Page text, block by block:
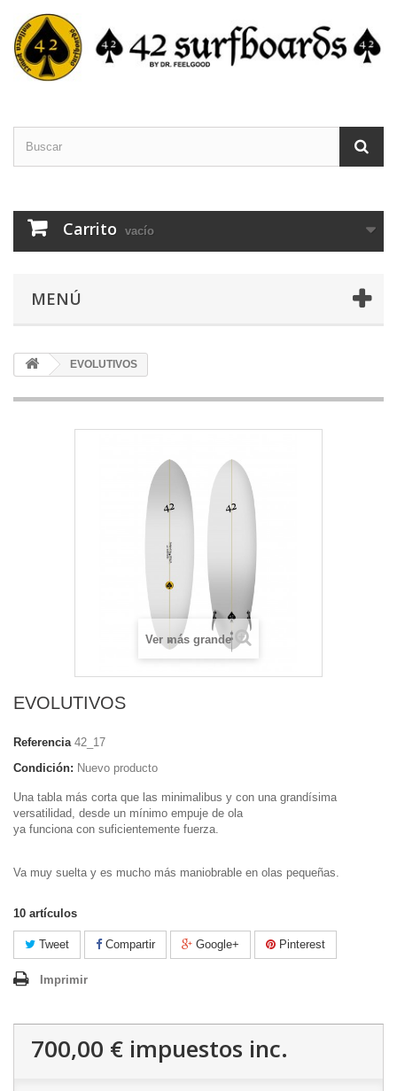
Carrito vacío
MENÚ
EVOLUTIVOS
Ver más grande
EVOLUTIVOS
Referencia 42_17
Condición: Nuevo producto
Una tabla más corta que las minimalibus y con una grandísima
versatilidad, desde un mínimo empuje de ola
ya funciona con suficientemente fuerza.
Va muy suelta y es mucho más maniobrable en olas pequeñas.
10 artículos
Tweet Compartir Google+ Pinterest
Imprimir
700,00 € impuestos inc.